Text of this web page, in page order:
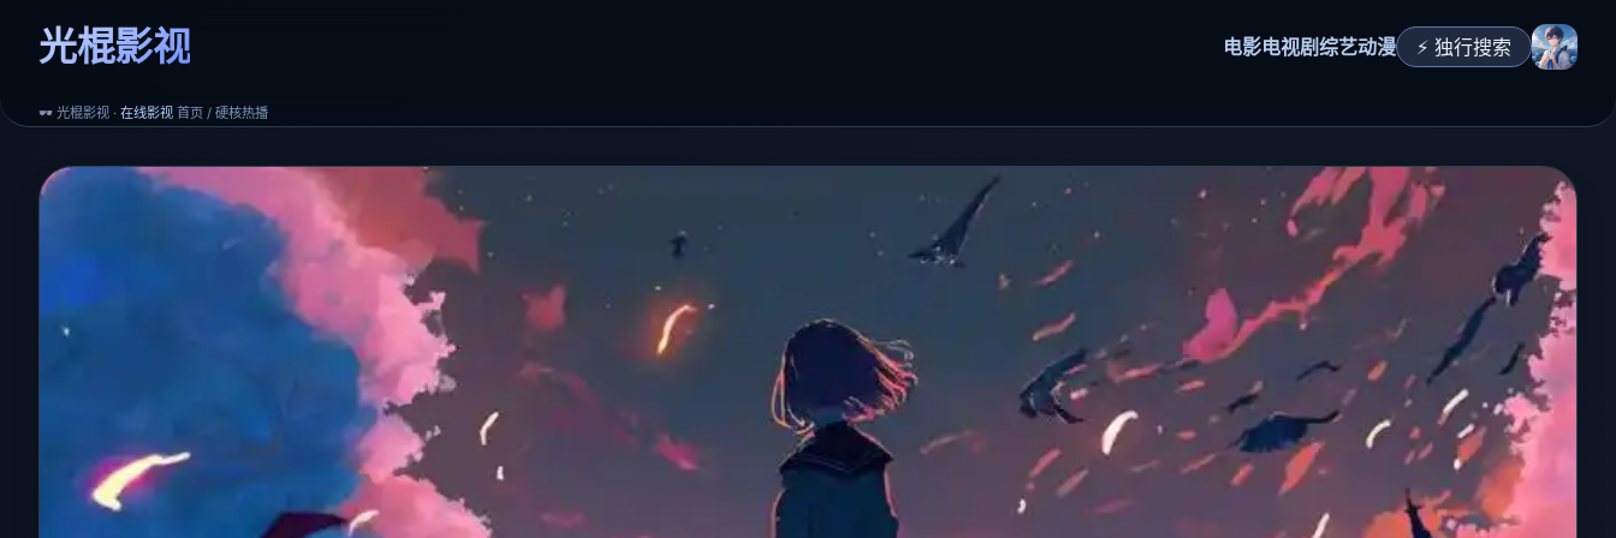
光棍影视 电影电视剧综艺动漫 ⚡ 独行搜索
🕶️ 光棍影视 · 在线影视 首页 / 硬核热播